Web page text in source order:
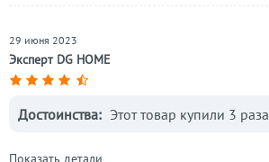
Эксперт DG HOME
29 июня 2023
Достоинства: Этот товар купили 3 раза
Показать детали